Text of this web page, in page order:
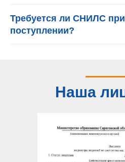
Требуется ли СНИЛС при
поступлении?
Наша